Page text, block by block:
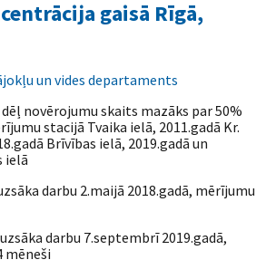
gaisā Rīgā,
un vides departaments
novērojumu skaits mazāks par 50%
stacijā Tvaika ielā, 2011.gadā Kr.
Brīvības ielā, 2019.gadā un
ielā
darbu 2.maijā 2018.gadā, mērījumu
darbu 7.septembrī 2019.gadā,
mēneši